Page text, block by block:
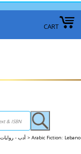
CART
Arabic: Literature - Poetry - Fiction أدب - روايات - شعر - قصص > Arabic Fiction: